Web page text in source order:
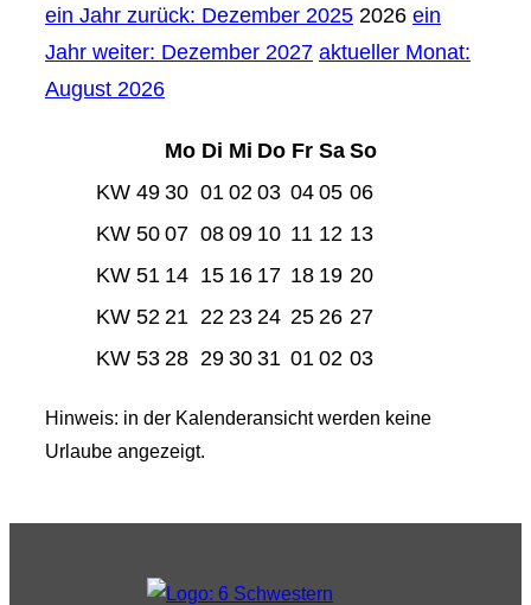
ein Jahr zurück: Dezember 2025 2026 ein
Jahr weiter: Dezember 2027 aktueller Monat:
August 2026
Mo Di Mi Do Fr SaSo
KW 4930 010203 0405 06
KW 5007 0809 10 11 12 13
KW 51 14 15 16 17 18 19 20
KW 5221 222324 2526 27
KW 5328 293031 0102 03
Hinweis: in der Kalenderansicht werden keine
Urlaube angezeigt.